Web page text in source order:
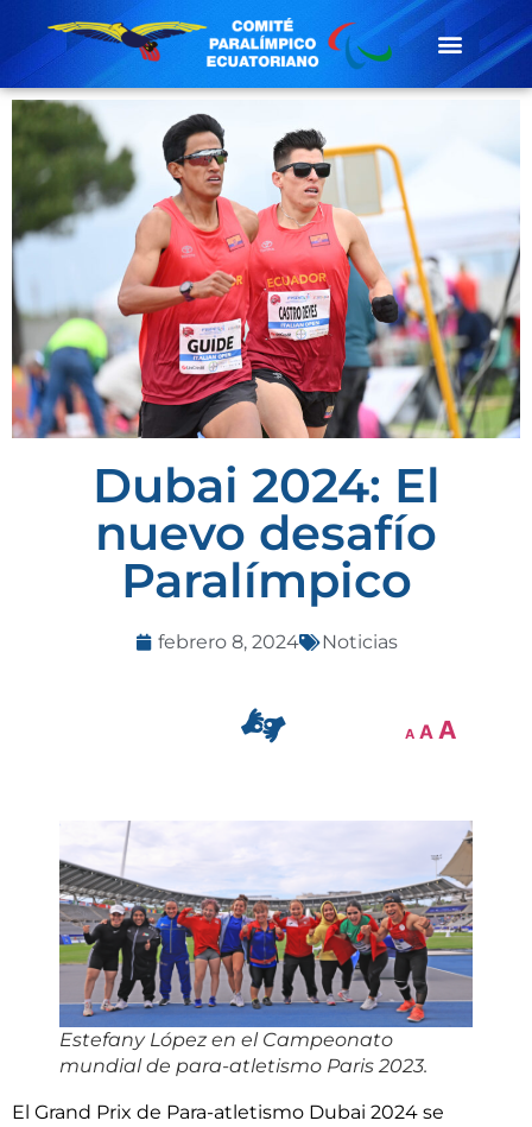
Dubai 2024: El
nuevo desafío
Paralímpico
febrero 8, 2024 Noticias
A A A
Estefany López en el Campeonato
mundial de para-atletismo Paris 2023.
El Grand Prix de Para-atletismo Dubai 2024 se